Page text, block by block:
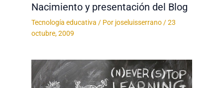
Nacimiento y presentación del Blog
Tecnología educativa / Por joseluisserrano /23
octubre, 2009